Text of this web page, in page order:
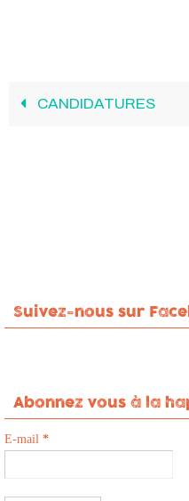
CANDIDATURES
Suivez-nous sur
Abonnez vous à la
E-mail *